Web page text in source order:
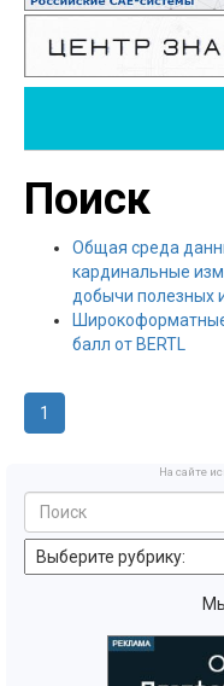
Поиск
Общая среда
кардинальные
добычи полезных
балл от BERTL
1
На сайте